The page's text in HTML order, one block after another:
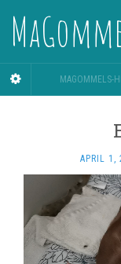
MAGOMMELS-
APRIL 1,